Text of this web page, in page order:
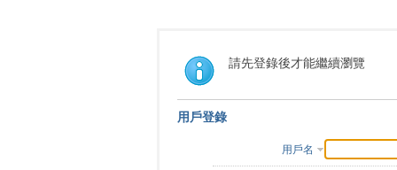
請先登錄後才能繼續瀏覽
用戶登錄
用戶名